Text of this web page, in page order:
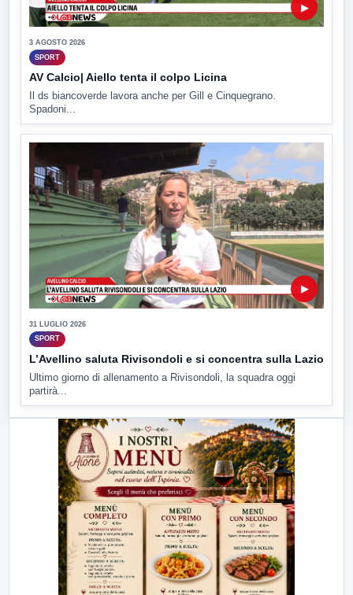
▶
3 AGOSTO 2026
SPORT
AV Calcio| Aiello tenta il colpo Licina
Il ds biancoverde lavora anche per Gill e Cinquegrano.
Spadoni...
▶
31 LUGLIO 2026
SPORT
L’Avellino saluta Rivisondoli e si concentra sulla Lazio
Ultimo giorno di allenamento a Rivisondoli, la squadra oggi
partirà...